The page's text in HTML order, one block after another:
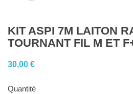
KIT ASPI 7M LAITON
TOURNANT FIL M ET
30,00 €
Quantité